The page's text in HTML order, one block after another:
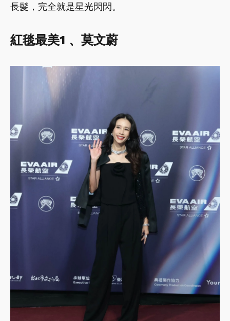
長髮，完全就是星光閃閃。
紅毯最美1 、莫文蔚